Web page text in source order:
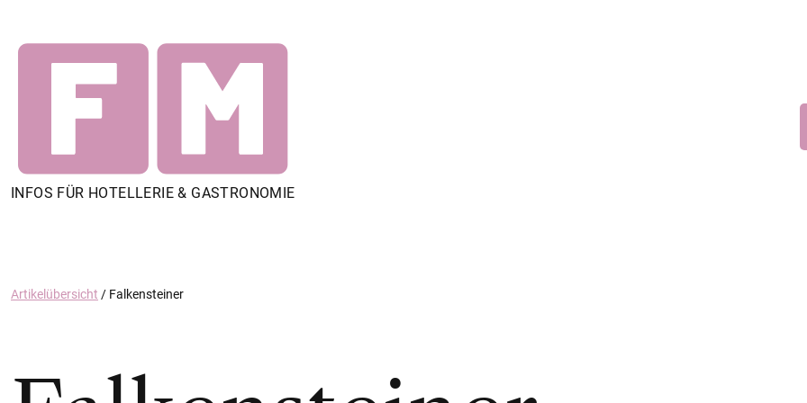
INFOS FÜR HOTELLERIE & GASTRONOMIE
Artikelübersicht / Falkensteiner